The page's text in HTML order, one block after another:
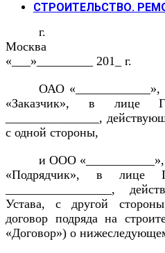
СТРОИТЕЛЬСТВО.
г.
«___»_________ 201_ г.
ОАО
«Заказчик», в лице
_______________,
с одной стороны,
и ООО
«Подрядчик», в лице
_________________,
Устава, с другой
договор подряда на
«Договор») о